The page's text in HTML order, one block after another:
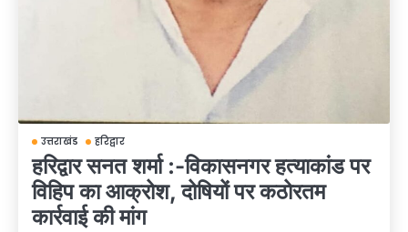
उत्तराखंड हरिद्वार
हरिद्वार सनत शर्मा :-विकासनगर हत्याकांड पर
विहिप का आक्रोश, दोषियों पर कठोरतम
कार्रवाई की मांग